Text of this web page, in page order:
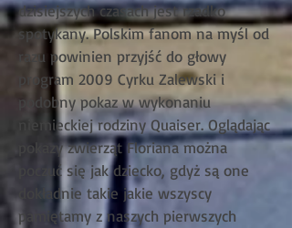
dzisiejszych czasach jest rzadko
spotykany. Polskim fanom na myśl od
razu powinien przyjść do głowy
program 2009 Cyrku Zalewski i
podobny pokaz w wykonaniu
niemieckiej rodziny Quaiser. Oglądając
pokazy zwierząt Floriana można
poczuć się jak dziecko, gdyż są one
dokładnie takie jakie wszyscy
pamiętamy z naszych pierwszych